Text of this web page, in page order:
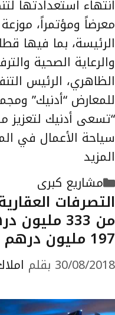
انتهاء استعدادتها
معرضاً ومؤتمراً،
الرئيسة، بما فيها
والرعاية الصحية
الظاهري، الرئيس
للمعارض “أدنيك”
“تسعى أدنيك لتعزيز
سياحة الأعمال في
المزيد
التصنيفات
مشاريع كبرى
التصرفات
من 333
197 مليون درهم
30/08/2018 بقلم